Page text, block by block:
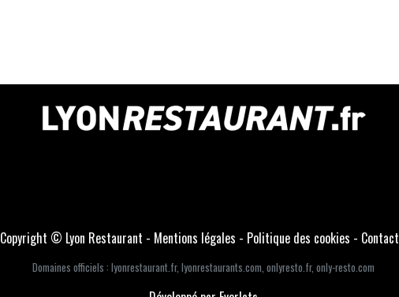
Copyright © Lyon Restaurant - Mentions légales - Politique des cookies - Contact
Domaines officiels : lyonrestaurant.fr, lyonrestaurants.com, onlyresto.fr, only-resto.com